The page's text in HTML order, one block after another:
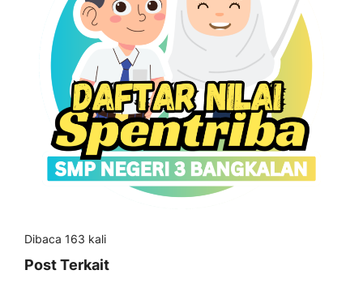
Dibaca 163 kali
Post Terkait